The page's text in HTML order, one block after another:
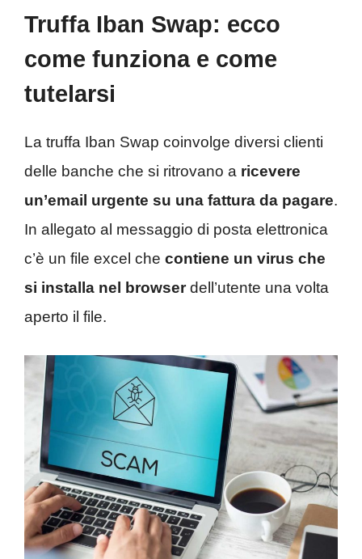
Truffa Iban Swap: ecco
come funziona e come
tutelarsi
La truffa Iban Swap coinvolge diversi clienti
delle banche che si ritrovano a ricevere
un’email urgente su una fattura da pagare.
In allegato al messaggio di posta elettronica
c’è un file excel che contiene un virus che
si installa nel browserdell’utente una volta
aperto il file.